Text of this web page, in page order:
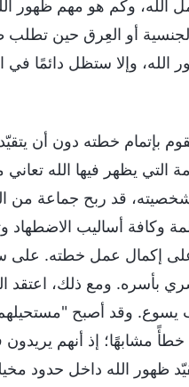
وكم هو مهم ظهور
أو العِرق حين تطلب
وإلا ستظل دائمًا في
بإتمام خطته دون أن
التي يظهر فيها الله
قد ربح جماعة
وكافة أساليب الاضطهاد
إكمال عمل خطته. على
بأسره. ومع ذلك، اعتقد
يسوع. وقد أصبح
مشابهًا؛ إذ أنهم
ظهور الله داخل حدود